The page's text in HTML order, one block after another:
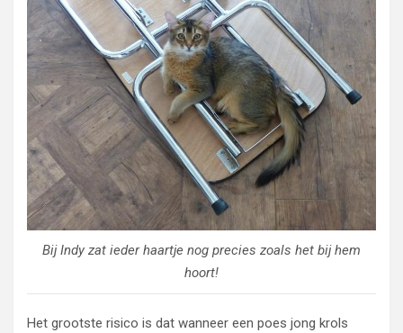
Bij Indy zat ieder haartje nog precies zoals het bij hem
hoort!
Het grootste risico is dat wanneer een poes jong krols